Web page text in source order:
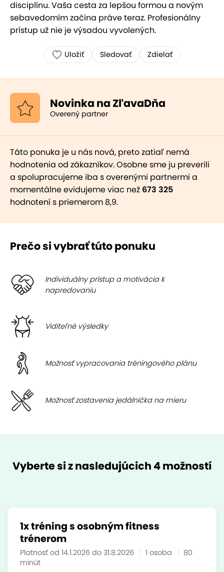
disciplínu. Vaša cesta za lepšou formou a novým
sebavedomím začína práve teraz. Profesionálny
prístup už nie je výsadou vyvolených.
Uložiť Sledovať Zdielať
Novinka na ZľavaDňa
Overený partner
Táto ponuka je u nás nová, preto zatiaľ nemá
hodnotenia od zákazníkov. Osobne sme ju preverili
a spolupracujeme iba s overenými partnermi a
momentálne evidujeme viac než 673 325
hodnotení s priemerom 8,9.
Prečo si vybrať túto ponuku
Individuálny prístup a motivácia k
napredovaniu
Viditeľné výsledky
Možnosť vypracovania tréningového plánu
Možnosť zostavenia jedálnička na mieru
Vyberte si z nasledujúcich 4 možností
1x tréning s osobným fitness
trénerom
Platnosť od 14.1.2026 do 31.8.2026 1 osoba
80
minút